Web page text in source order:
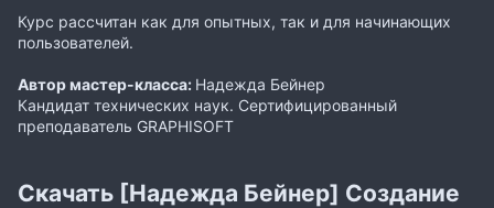
Курс рассчитан как для опытных, так и для начинающих
пользователей.
Автор мастер-класса: Надежда Бейнер
Кандидат технических наук. Сертифицированный
преподаватель GRAPHISOFT
Скачать [Надежда Бейнер] Создание